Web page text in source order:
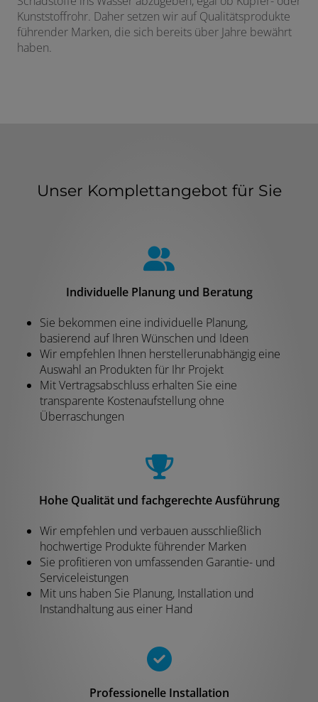
Kunststoffrohr. Daher setzen wir auf Qualitätsprodukte
führender Marken, die sich bereits über Jahre bewährt
haben.
Unser Komplettangebot für Sie
Individuelle Planung und Beratung
Sie bekommen eine individuelle Planung,
basierend auf Ihren Wünschen und Ideen
Wir empfehlen Ihnen herstellerunabhängig eine
Auswahl an Produkten für Ihr Projekt
Mit Vertragsabschluss erhalten Sie eine
transparente Kostenaufstellung ohne
Überraschungen
Hohe Qualität und fachgerechte Ausführung
Wir empfehlen und verbauen ausschließlich
hochwertige Produkte führender Marken
Sie profitieren von umfassenden Garantie- und
Serviceleistungen
Mit uns haben Sie Planung, Installation und
Instandhaltung aus einer Hand
Professionelle Installation